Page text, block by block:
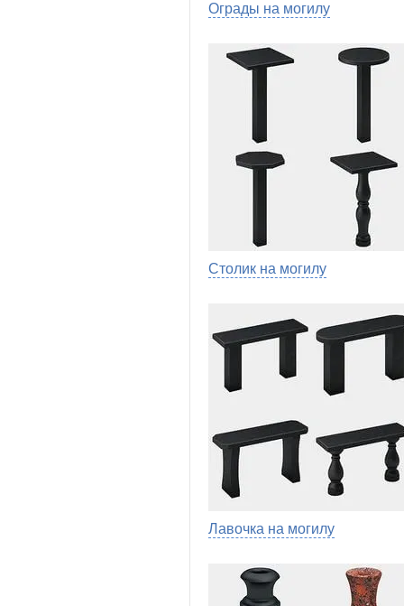
Ограды на могилу
Столик на могилу
Лавочка на могилу